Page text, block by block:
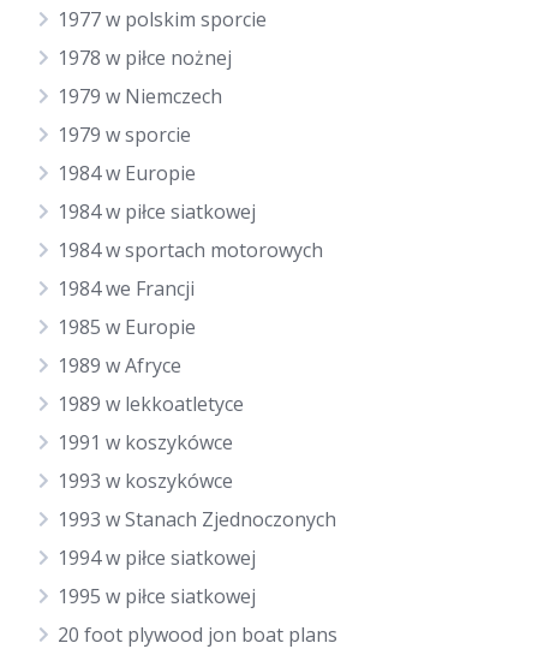
1977 w polskim sporcie
1978 w piłce nożnej
1979 w Niemczech
1979 w sporcie
1984 w Europie
1984 w piłce siatkowej
1984 w sportach motorowych
1984 we Francji
1985 w Europie
1989 w Afryce
1989 w lekkoatletyce
1991 w koszykówce
1993 w koszykówce
1993 w Stanach Zjednoczonych
1994 w piłce siatkowej
1995 w piłce siatkowej
20 foot plywood jon boat plans